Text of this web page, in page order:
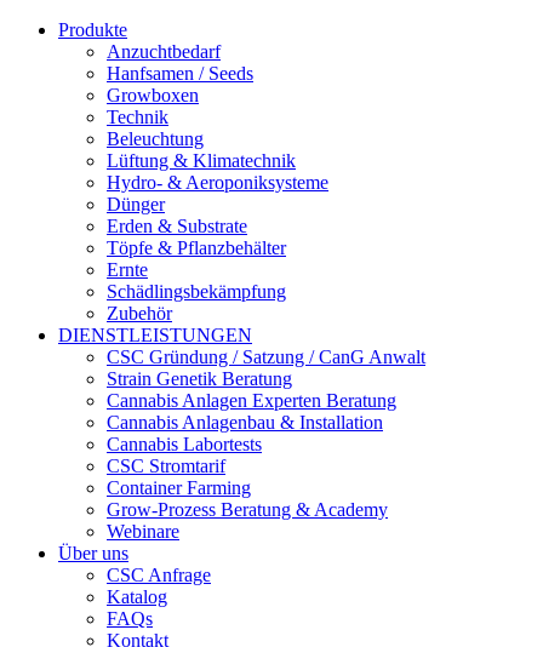
Produkte
Anzuchtbedarf
Hanfsamen / Seeds
Growboxen
Technik
Beleuchtung
Lüftung & Klimatechnik
Hydro- & Aeroponiksysteme
Dünger
Erden & Substrate
Töpfe & Pflanzbehälter
Ernte
Schädlingsbekämpfung
Zubehör
DIENSTLEISTUNGEN
CSC Gründung / Satzung / CanG Anwalt
Strain Genetik Beratung
Cannabis Anlagen Experten Beratung
Cannabis Anlagenbau & Installation
Cannabis Labortests
CSC Stromtarif
Container Farming
Grow-Prozess Beratung & Academy
Webinare
Über uns
CSC Anfrage
Katalog
FAQs
Kontakt